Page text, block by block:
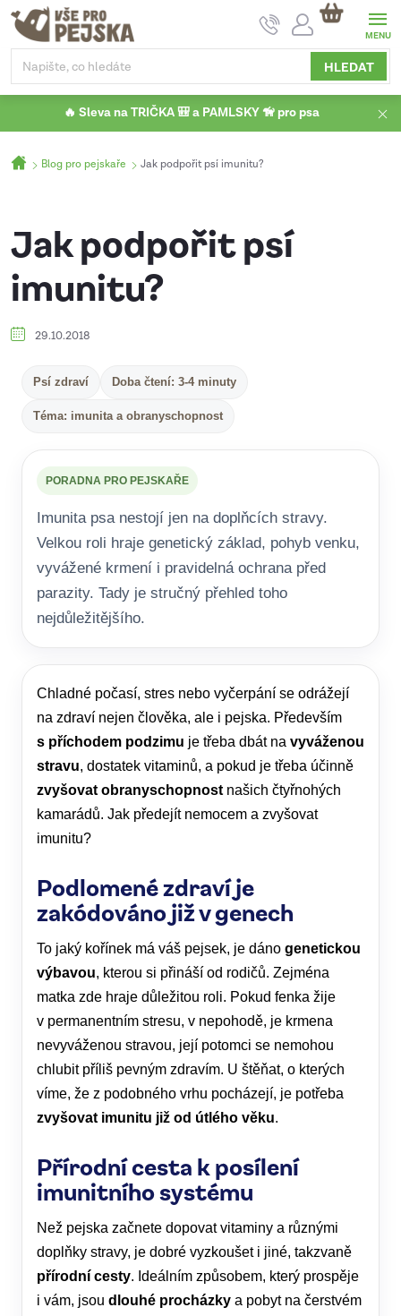
Přejít
obsah
HLEDAT
NÁKUPNÍ
KOŠÍK
🔥 Sleva na TRIČKA 🎒 a PAMLSKY 🦮 pro psa
Domů
Blog pro pejskaře Jak podpořit psí imunitu?
Jak podpořit psí
imunitu?
29.10.2018
Psí zdraví Doba čtení: 3-4 minuty
Téma: imunita a obranyschopnost
PORADNA PRO PEJSKAŘE
Imunita psa nestojí jen na doplňcích stravy.
Velkou roli hraje genetický základ, pohyb venku,
vyvážené krmení i pravidelná ochrana před
parazity. Tady je stručný přehled toho
nejdůležitějšího.
Chladné počasí, stres nebo vyčerpání se odrážejí
na zdraví nejen člověka, ale i pejska. Především
s příchodem podzimu je třeba dbát na vyváženou
stravu, dostatek vitaminů, a pokud je třeba účinně
zvyšovat obranyschopnost našich čtyřnohých
kamarádů. Jak předejít nemocem a zvyšovat
imunitu?
Podlomené zdraví je
zakódováno již v genech
To jaký kořínek má váš pejsek, je dáno genetickou
výbavou, kterou si přináší od rodičů. Zejména
matka zde hraje důležitou roli. Pokud fenka žije
v permanentním stresu, v nepohodě, je krmena
nevyváženou stravou, její potomci se nemohou
chlubit příliš pevným zdravím. U štěňat, o kterých
víme, že z podobného vrhu pocházejí, je potřeba
zvyšovat imunitu již od útlého věku.
Přírodní cesta k posílení
imunitního systému
Než pejska začnete dopovat vitaminy a různými
doplňky stravy, je dobré vyzkoušet i jiné, takzvaně
přírodní cesty. Ideálním způsobem, který prospěje
i vám, jsou dlouhé procházky a pobyt na čerstvém